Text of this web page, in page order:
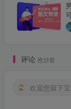
评论 抢沙发
欢迎您留下